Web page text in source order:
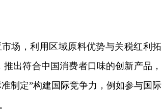
场，利用区域原料优势与关税红利拓
出符合中国消费者口味的创新产品，
制定”构建国际竞争力，例如参与国际